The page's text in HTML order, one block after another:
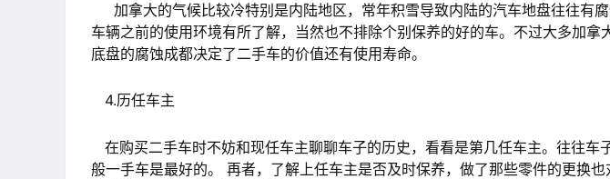
加拿大的气候比较冷特别是内陆地区，常年积雪导致内陆的汽车地盘往往有
车辆之前的使用环境有所了解，当然也不排除个别保养的好的车。不过大多加
底盘的腐蚀成都决定了二手车的价值还有使用寿命。
4.历任车主
在购买二手车时不妨和现任车主聊聊车子的历史，看看是第几任车主。往往车
般一手车是最好的。 再者，了解上任车主是否及时保养，做了那些零件的更换